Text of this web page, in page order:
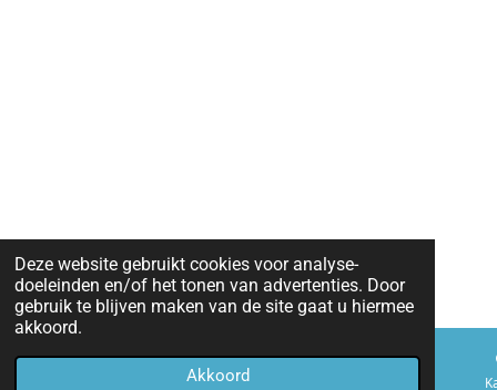
Deze website gebruikt cookies voor analyse-
doeleinden en/of het tonen van advertenties. Door
gebruik te blijven maken van de site gaat u hiermee
akkoord.
Akkoord